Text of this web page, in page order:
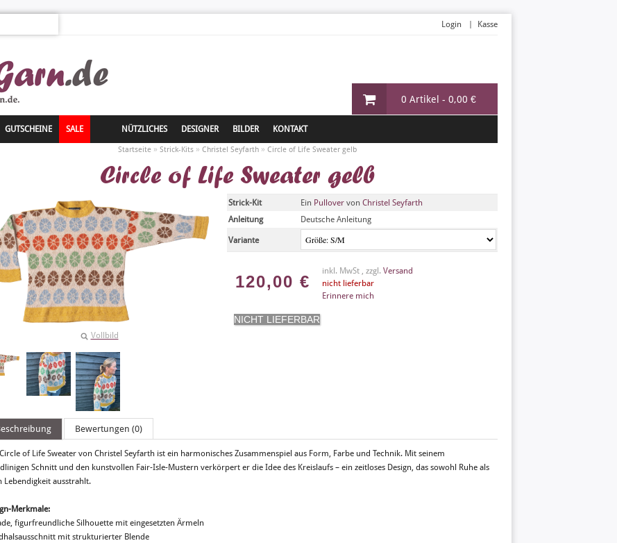
0 Artikel - 0,00 €
Login Kasse
GUTSCHEINE SALE NÜTZLICHES DESIGNER BILDER KONTAKT
Startseite » Strick-Kits » Christel Seyfarth » Circle of Life Sweater gelb
Circle of Life Sweater gelb
Vollbild
Strick-Kit Ein Pullover von Christel Seyfarth
Anleitung
Deutsche Anleitung
Variante
120,00 €
inkl. MwSt , zzgl. Versand
nicht lieferbar
Erinnere mich
Bewertungen (0)
of Life Sweater von Christel Seyfarth ist ein harmonisches Zusammenspiel aus Form, Farbe und Technik. Mit seinem
Schnitt und den kunstvollen Fair-Isle-Mustern verkörpert er die Idee des Kreislaufs – ein zeitloses Design, das sowohl Ruhe als
Lebendigkeit ausstrahlt.
Merkmale:
figurfreundliche Silhouette mit eingesetzten Ärmeln
mit strukturierter Blende